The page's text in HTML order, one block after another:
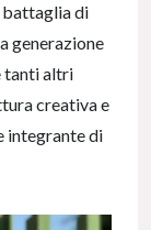
battaglia di
generazione
tanti altri
creativa e
integrante di